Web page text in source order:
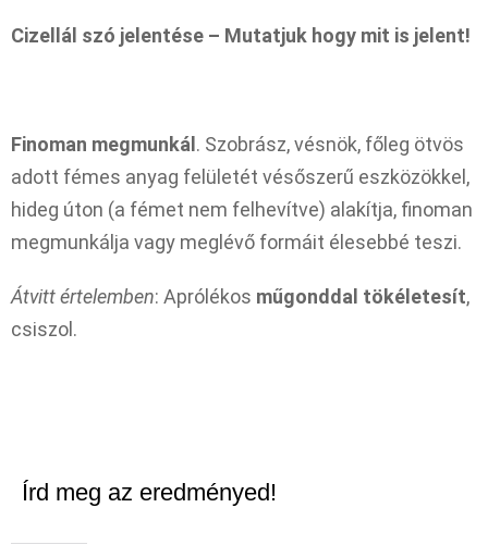
Cizellál szó jelentése – Mutatjuk hogy mit is jelent!
Finoman megmunkál. Szobrász, vésnök, főleg ötvös
adott fémes anyag felületét vésőszerű eszközökkel,
hideg úton (a fémet nem felhevítve) alakítja, finoman
megmunkálja vagy meglévő formáit élesebbé teszi.
Átvitt értelemben: Aprólékos műgonddal tökéletesít,
csiszol.
Írd meg az eredményed!